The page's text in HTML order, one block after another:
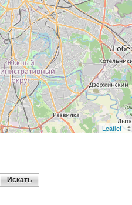
Leaflet | ©